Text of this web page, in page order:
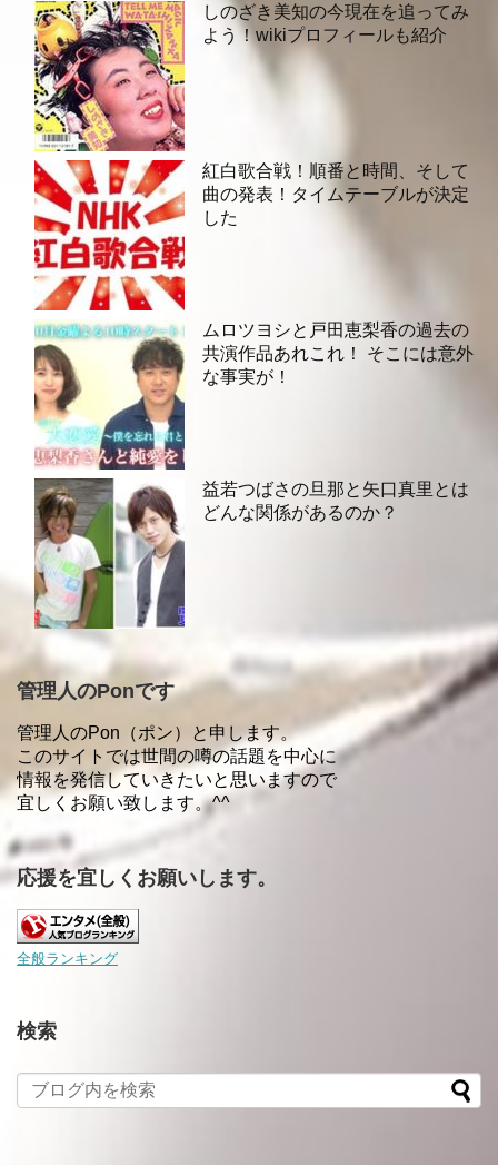
しのざき美知の今現在を追ってみ
よう！wikiプロフィールも紹介
紅白歌合戦！順番と時間、そして
曲の発表！タイムテーブルが決定
した
ムロツヨシと戸田恵梨香の過去の
共演作品あれこれ！ そこには意外
な事実が！
益若つばさの旦那と矢口真里とは
どんな関係があるのか？
管理人のPonです
管理人のPon（ポン）と申します。
このサイトでは世間の噂の話題を中心に
情報を発信していきたいと思いますので
宜しくお願い致します。^^
応援を宜しくお願いします。
全般ランキング
検索